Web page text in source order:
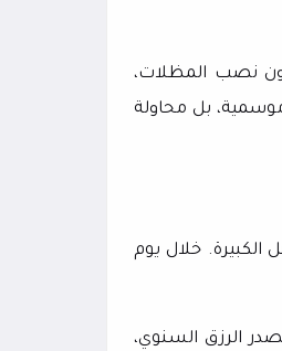
نصب المظلات،
بل محاولة
الكبيرة. خلال يوم
الرزق السنوي،